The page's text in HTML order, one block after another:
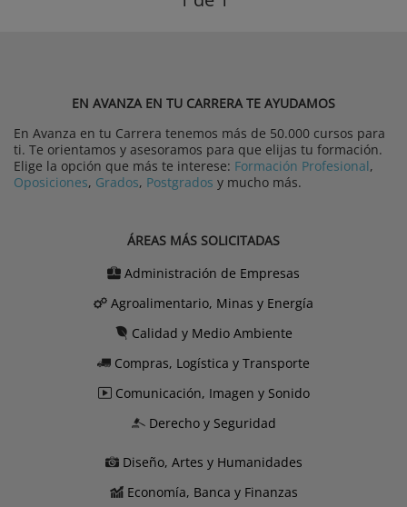
EN AVANZA EN TU CARRERA TE AYUDAMOS
En Avanza en tu Carrera tenemos más de 50.000 cursos para
ti. Te orientamos y asesoramos para que elijas tu formación.
Elige la opción que más te interese: Formación Profesional,
Oposiciones, Grados, Postgrados y mucho más.
ÁREAS MÁS SOLICITADAS
Administración de Empresas
Agroalimentario, Minas y Energía
Calidad y Medio Ambiente
Compras, Logística y Transporte
Comunicación, Imagen y Sonido
Derecho y Seguridad
Diseño, Artes y Humanidades
Economía, Banca y Finanzas